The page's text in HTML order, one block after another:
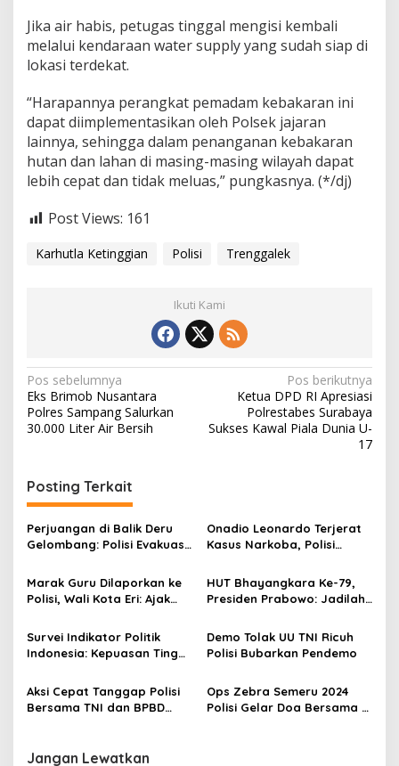
Jika air habis, petugas tinggal mengisi kembali
melalui kendaraan water supply yang sudah siap di
lokasi terdekat.
“Harapannya perangkat pemadam kebakaran ini
dapat diimplementasikan oleh Polsek jajaran
lainnya, sehingga dalam penanganan kebakaran
hutan dan lahan di masing-masing wilayah dapat
lebih cepat dan tidak meluas,” pungkasnya. (*/dj)
Post Views: 161
Karhutla Ketinggian Polisi Trenggalek
Ikuti Kami
N
a
v
g
a
s
i
p
o
s
Pos sebelumnya
Eks Brimob Nusantara
Polres Sampang Salurkan
30.000 Liter Air Bersih
Pos berikutnya
Ketua DPD RI Apresiasi
Polrestabes Surabaya
Sukses Kawal Piala Dunia U-
17
Posting Terkait
Perjuangan di Balik Deru
Gelombang: Polisi Evakuasi
Perairan Komodo
Onadio Leonardo Terjerat
Kasus Narkoba, Polisi
Penangkapannya
Marak Guru Dilaporkan ke
Polisi, Wali Kota Eri: Ajak
HUT Bhayangkara Ke-79,
Presiden Prabowo: Jadilah
Survei Indikator Politik
Indonesia: Kepuasan Tinggi
Premanisme
Demo Tolak UU TNI Ricuh
Polisi Bubarkan Pendemo
Aksi Cepat Tanggap Polisi
Bersama TNI dan BPBD
Ops Zebra Semeru 2024
Polisi Gelar Doa Bersama di
Jangan Lewatkan